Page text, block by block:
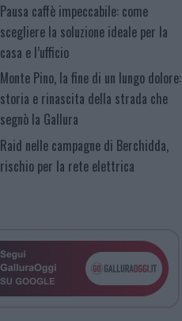
Pausa caffè impeccabile: come
scegliere la soluzione ideale per la
casa e l’ufficio
Monte Pino, la fine di un lungo dolore:
storia e rinascita della strada che
segnò la Gallura
Raid nelle campagne di Berchidda,
rischio per la rete elettrica